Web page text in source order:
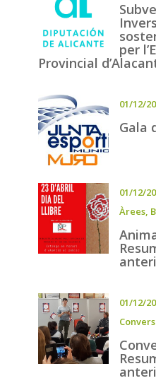
per
Provincial
01/12/
Gala
01/12/
Àrees,
01/12/